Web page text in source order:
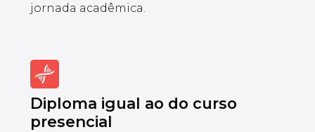
jornada acadêmica.
Diploma igual ao do curso
presencial